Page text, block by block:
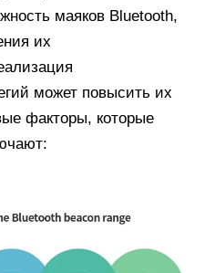
маяков Bluetooth,
их
может повысить их
факторы, которые